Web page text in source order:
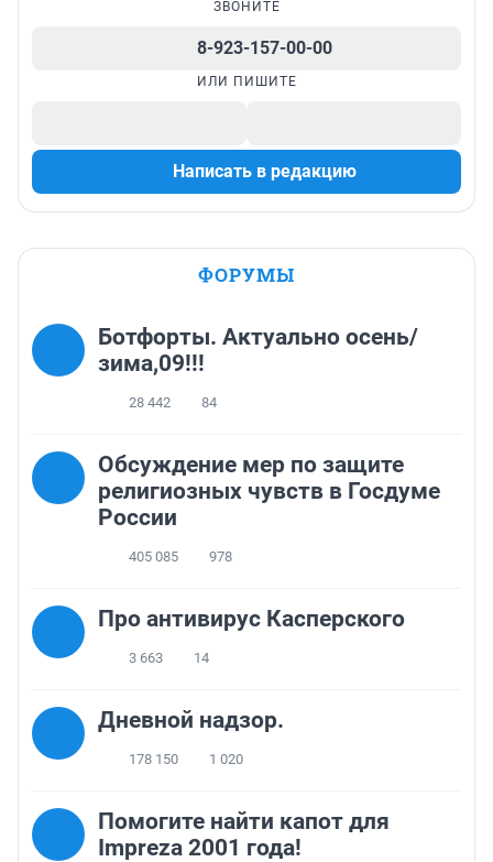
ЗВОНИТЕ
8-923-157-00-00
ИЛИ ПИШИТЕ
Написать в редакцию
ФОРУМЫ
Ботфорты. Актуально осень/
зима,09!!!
28 442 84
Обсуждение мер по защите
религиозных чувств в Госдуме
России
405 085 978
Про антивирус Касперского
3 663 14
Дневной надзор.
178 150 1 020
Помогите найти капот для
Impreza 2001 года!